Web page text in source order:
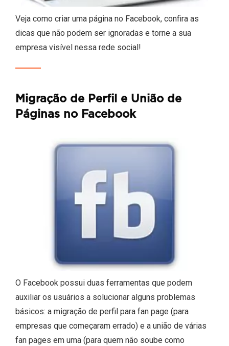
Veja como criar uma página no Facebook, confira as
dicas que não podem ser ignoradas e torne a sua
empresa visível nessa rede social!
Migração de Perfil e União de
Páginas no Facebook
O Facebook possui duas ferramentas que podem
auxiliar os usuários a solucionar alguns problemas
básicos: a migração de perfil para fan page (para
empresas que começaram errado) e a união de várias
fan pages em uma (para quem não soube como